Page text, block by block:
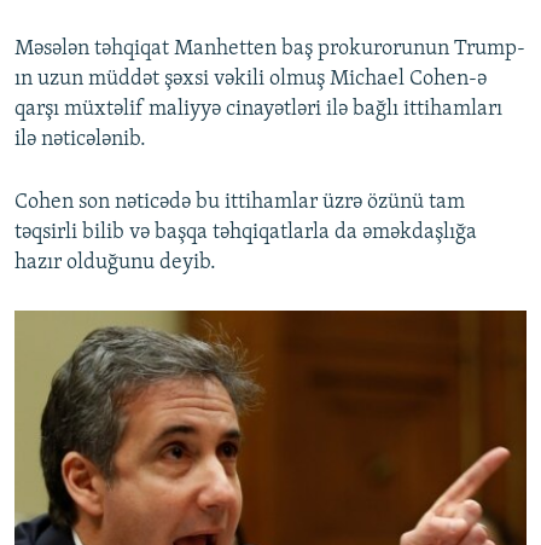
Məsələn təhqiqat Manhetten baş prokurorunun Trump-
ın uzun müddət şəxsi vəkili olmuş Michael Cohen-ə
qarşı müxtəlif maliyyə cinayətləri ilə bağlı ittihamları
ilə nəticələnib.
Cohen son nəticədə bu ittihamlar üzrə özünü tam
təqsirli bilib və başqa təhqiqatlarla da əməkdaşlığa
hazır olduğunu deyib.